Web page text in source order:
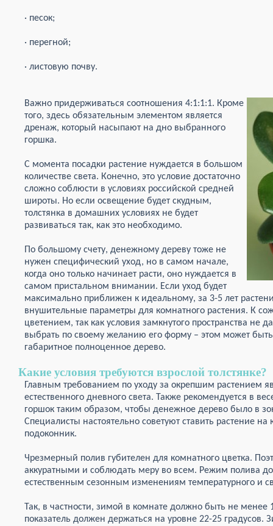
· песок;
· перегной;
· листовую почву.
Важно придерживаться соотношения 4:1:1:1. Кроме
того, здесь обязательным элементом является
дренаж, который насыпают на дно выбранного
горшка.
С момента посадки растение нуждается в большом
количестве света. Конечно, это условие достаточно
сложно соблюсти в условиях российской средней
широты. Но если освещение будет скудным,
толстянка в домашних условиях не будет
развиваться так, как это необходимо.
По большому счету, денежному дереву тоже не
нужен специфический уход, но в самом начале,
когда оно только начинает расти, оно нуждается в
самом пристальном внимании. Если уход будет
максимально приближен к идеальному, за 3-5 лет
внушительные параметры для комнатного растения. К
цветением, так как условия замкнутого пространства не
выбрать по своему желанию его форму – этом может быть
габаритное полноценное дерево.
Какие условия требуются взрослой толстянке?
Главным требованием по уходу за окрепшим растением
естественного дневного света. Также рекомендуется в
горшок таким образом, чтобы денежное дерево было в
Специалисты настоятельно советуют ставить растение
подоконник.
Чрезмерный полив губителен для комнатного цветка.
аккуратными и соблюдать меру во всем. Режим полива
естественным сезонным изменениям температурного и
Так, в частности, зимой в комнате должно быть не менее
показатель должен держаться на уровне 22-25 градусов.